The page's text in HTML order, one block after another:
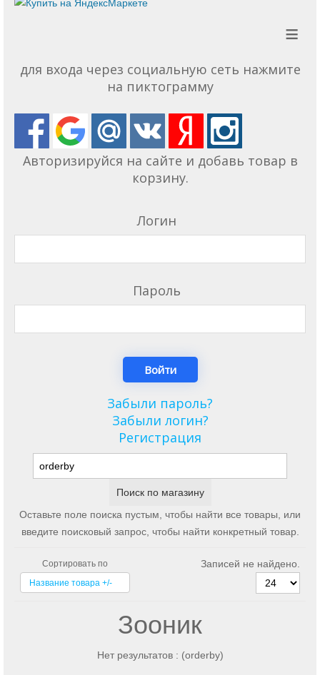
≡
для входа через социальную сеть нажмите
на пиктограмму
Авторизируйся на сайте и добавь товар в
корзину.
Логин
Пароль
Забыли пароль?
Забыли логин?
Регистрация
Оставьте поле поиска пустым, чтобы найти все товары, или
введите поисковый запрос, чтобы найти конкретный товар.
Сортировать по
Название товара +/-
Записей не найдено.
Зооник
Нет результатов : (orderby)